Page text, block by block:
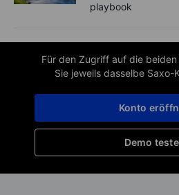
playbook
Für den Zugriff auf die
Sie jeweils dasselbe Saxo-
Demo
Konto